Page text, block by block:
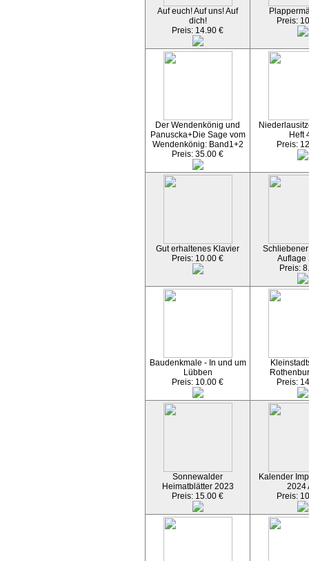
Auf euch! Auf uns! Auf
dich!
Preis: 14.90 €
Preis:
Der Wendenkönig und
Panuscka+Die Sage vom
Wendenkönig: Band1+2
Preis: 35.00 €
Heft
Preis:
Gut erhaltenes Klavier
Preis: 10.00 €
Auflage
Preis:
Baudenkmale - In und um
Lübben
Preis: 10.00 €
Preis:
Sonnewalder
Heimatblätter 2023
Preis: 15.00 €
Kalender
2024
Preis: